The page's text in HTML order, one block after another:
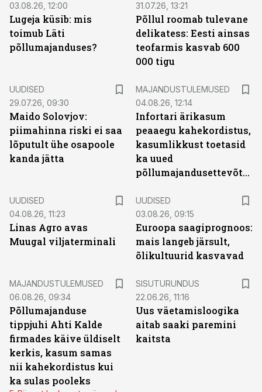
03.08.26, 12:00
Lugeja küsib: mis
toimub Läti
põllumajanduses?
31.07.26, 13:21
Põllul roomab tulevane
delikatess: Eesti ainsas
teofarmis kasvab 600
000 tigu
UUDISED
29.07.26, 09:30
Maido Solovjov:
piimahinna riski ei saa
lõputult ühe osapoole
kanda jätta
MAJANDUSTULEMUSED
04.08.26, 12:14
Infortari ärikasum
peaaegu kahekordistus,
kasumlikkust toetasid
ka uued
põllumajandusettevõtted
UUDISED
04.08.26, 11:23
Linas Agro avas
Muugal viljaterminali
UUDISED
03.08.26, 09:15
Euroopa saagiprognoos:
mais langeb järsult,
õlikultuurid kasvavad
MAJANDUSTULEMUSED
06.08.26, 09:34
Põllumajanduse
tippjuhi Ahti Kalde
firmades käive üldiselt
kerkis, kasum samas
nii kahekordistus kui
ka sulas pooleks
SISUTURUNDUS
22.06.26, 11:16
Uus väetamisloogika
aitab saaki paremini
kaitsta